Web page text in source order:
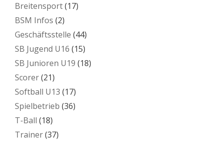
Breitensport(17)
BSM Infos (2)
Geschäftsstelle (44)
SB Jugend U16 (15)
SB Junioren U19 (18)
Scorer(21)
Softball U13 (17)
Spielbetrieb (36)
T-Ball (18)
Trainer(37)